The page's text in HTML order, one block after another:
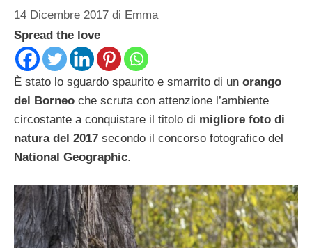
14 Dicembre 2017 di Emma
Spread the love
È stato lo sguardo spaurito e smarrito di un orango
del Borneo che scruta con attenzione l’ambiente
circostante a conquistare il titolo di migliore foto di
natura del 2017 secondo il concorso fotografico del
National Geographic.